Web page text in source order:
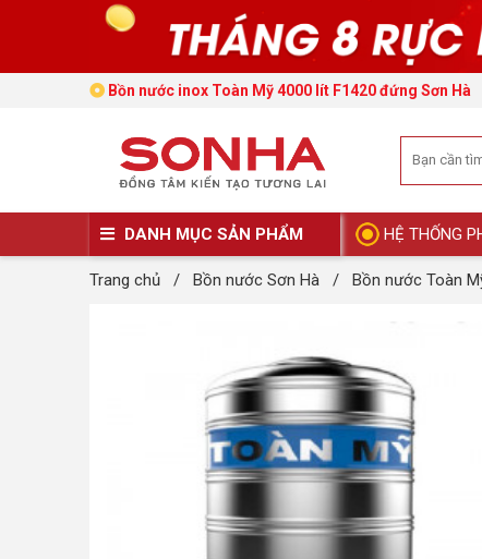
Bồn nước inox Toàn Mỹ 4000 lít F1420 đứng Sơn Hà
DANH MỤC SẢN PHẨM HỆ THỐNG
Trang chủ / Bồn nước Sơn Hà / Bồn nước Toàn